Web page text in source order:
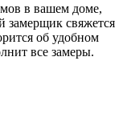
в вашем доме,
свяжется
об удобном
все замеры.